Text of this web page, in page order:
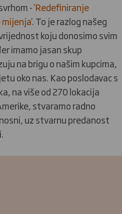
-'Redefiniranje
To je razlog našeg
koju donosimo svim
imamo jasan skup
na brigu o našim kupcima,
oko nas. Kao poslodavac s
na više od 270 lokacija
stvaramo radno
uz stvarnu predanost